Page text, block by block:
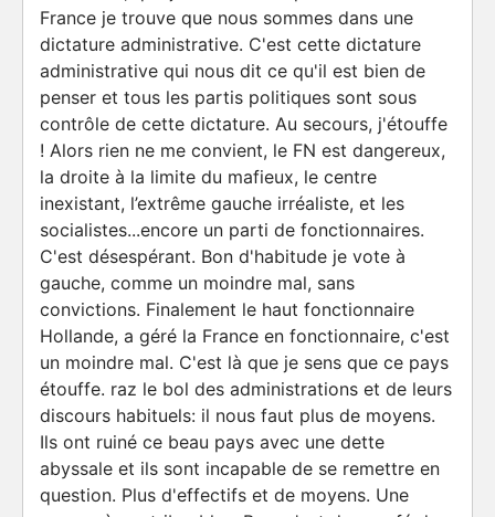
France je trouve que nous sommes dans une
dictature administrative. C'est cette dictature
administrative qui nous dit ce qu'il est bien de
penser et tous les partis politiques sont sous
contrôle de cette dictature. Au secours, j'étouffe
! Alors rien ne me convient, le FN est dangereux,
la droite à la limite du mafieux, le centre
inexistant, l’extrême gauche irréaliste, et les
socialistes...encore un parti de fonctionnaires.
C'est désespérant. Bon d'habitude je vote à
gauche, comme un moindre mal, sans
convictions. Finalement le haut fonctionnaire
Hollande, a géré la France en fonctionnaire, c'est
un moindre mal. C'est là que je sens que ce pays
étouffe. raz le bol des administrations et de leurs
discours habituels: il nous faut plus de moyens.
Ils ont ruiné ce beau pays avec une dette
abyssale et ils sont incapable de se remettre en
question. Plus d'effectifs et de moyens. Une